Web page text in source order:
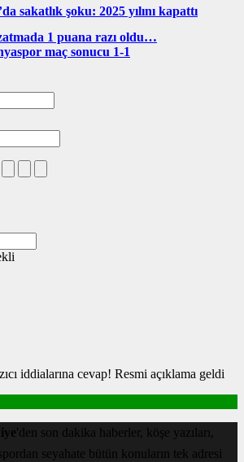
sakatlık şoku: 2025 yılını kapattı
1 puana razı oldu…
maç sonucu 1-1
iddialarına cevap! Resmi açıklama geldi
'den son dakika haberler, köşe yazıları,
seyahate bütün konuların tek adresi